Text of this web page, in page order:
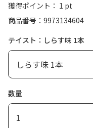
獲得ポイント： 1 pt
商品番号
9973134604
テイスト：しらす味 1本
数量
1